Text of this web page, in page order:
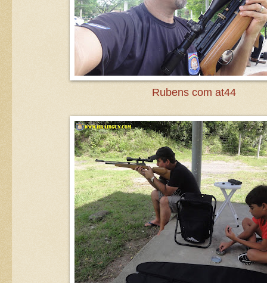
Rubens com at44